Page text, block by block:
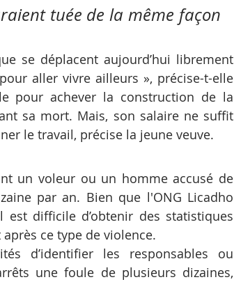
tuée de la même façon
se déplacent aujourd’hui librement
aller vivre ailleurs », précise-t-elle
pour achever la construction de la
sa mort. Mais, son salaire ne suffit
le travail, précise la jeune veuve.
un voleur ou un homme accusé de
par an. Bien que l'ONG Licadho
difficile d’obtenir des statistiques
ce type de violence.
d’identifier les responsables ou
une foule de plusieurs dizaines,